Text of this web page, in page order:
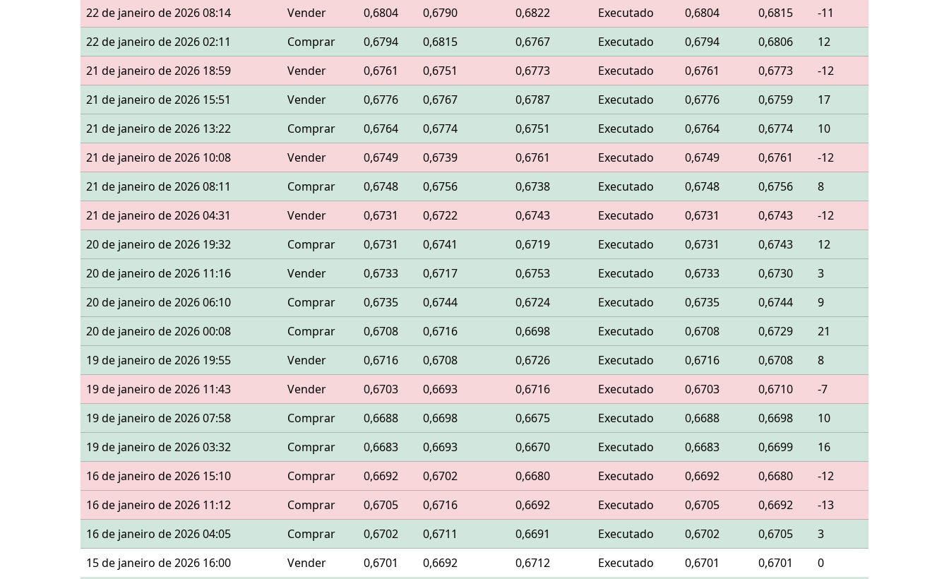
22 de janeiro de 2026 08:14
Vender 0,6804 0,6790 0,6822 Executado 0,6804 0,6815
-11
22 de janeiro de 2026 02:11
Comprar 0,6794 0,6815 0,6767 Executado 0,6794 0,6806
12
21 de janeiro de 2026 18:59
Vender 0,6761 0,6751 0,6773 Executado 0,6761 0,6773
-12
21 de janeiro de 2026 15:51
Vender 0,6776 0,6767 0,6787 Executado 0,6776 0,6759
17
21 de janeiro de 2026 13:22
Comprar 0,6764 0,6774 0,6751 Executado 0,6764 0,6774
10
21 de janeiro de 2026 10:08
Vender 0,6749 0,6739 0,6761 Executado 0,6749 0,6761
-12
21 de janeiro de 2026 08:11
Comprar 0,6748 0,6756 0,6738 Executado 0,6748 0,6756
8
21 de janeiro de 2026 04:31
Vender 0,6731 0,6722 0,6743 Executado 0,6731 0,6743
-12
20 de janeiro de 2026 19:32
Comprar 0,6731 0,6741 0,6719 Executado 0,6731 0,6743
12
20 de janeiro de 2026 11:16
Vender 0,6733 0,6717 0,6753 Executado 0,6733 0,6730
3
20 de janeiro de 2026 06:10
Comprar 0,6735 0,6744 0,6724 Executado 0,6735 0,6744
9
20 de janeiro de 2026 00:08
Comprar 0,6708 0,6716 0,6698 Executado 0,6708 0,6729
21
19 de janeiro de 2026 19:55
Vender 0,6716 0,6708 0,6726 Executado 0,6716 0,6708
8
19 de janeiro de 2026 11:43
Vender 0,6703 0,6693 0,6716 Executado 0,6703 0,6710
-7
19 de janeiro de 2026 07:58
Comprar 0,6688 0,6698 0,6675 Executado 0,6688 0,6698
10
19 de janeiro de 2026 03:32
Comprar 0,6683 0,6693 0,6670 Executado 0,6683 0,6699
16
16 de janeiro de 2026 15:10
Comprar 0,6692 0,6702 0,6680 Executado 0,6692 0,6680
-12
16 de janeiro de 2026 11:12
Comprar 0,6705 0,6716 0,6692 Executado 0,6705 0,6692
-13
16 de janeiro de 2026 04:05
Comprar 0,6702 0,6711 0,6691 Executado 0,6702 0,6705
3
15 de janeiro de 2026 16:00
Vender 0,6701 0,6692 0,6712 Executado 0,6701 0,6701
0